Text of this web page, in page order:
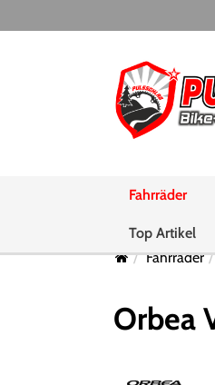
Fahrräder
Top Artikel
Fahrräder
Orbea